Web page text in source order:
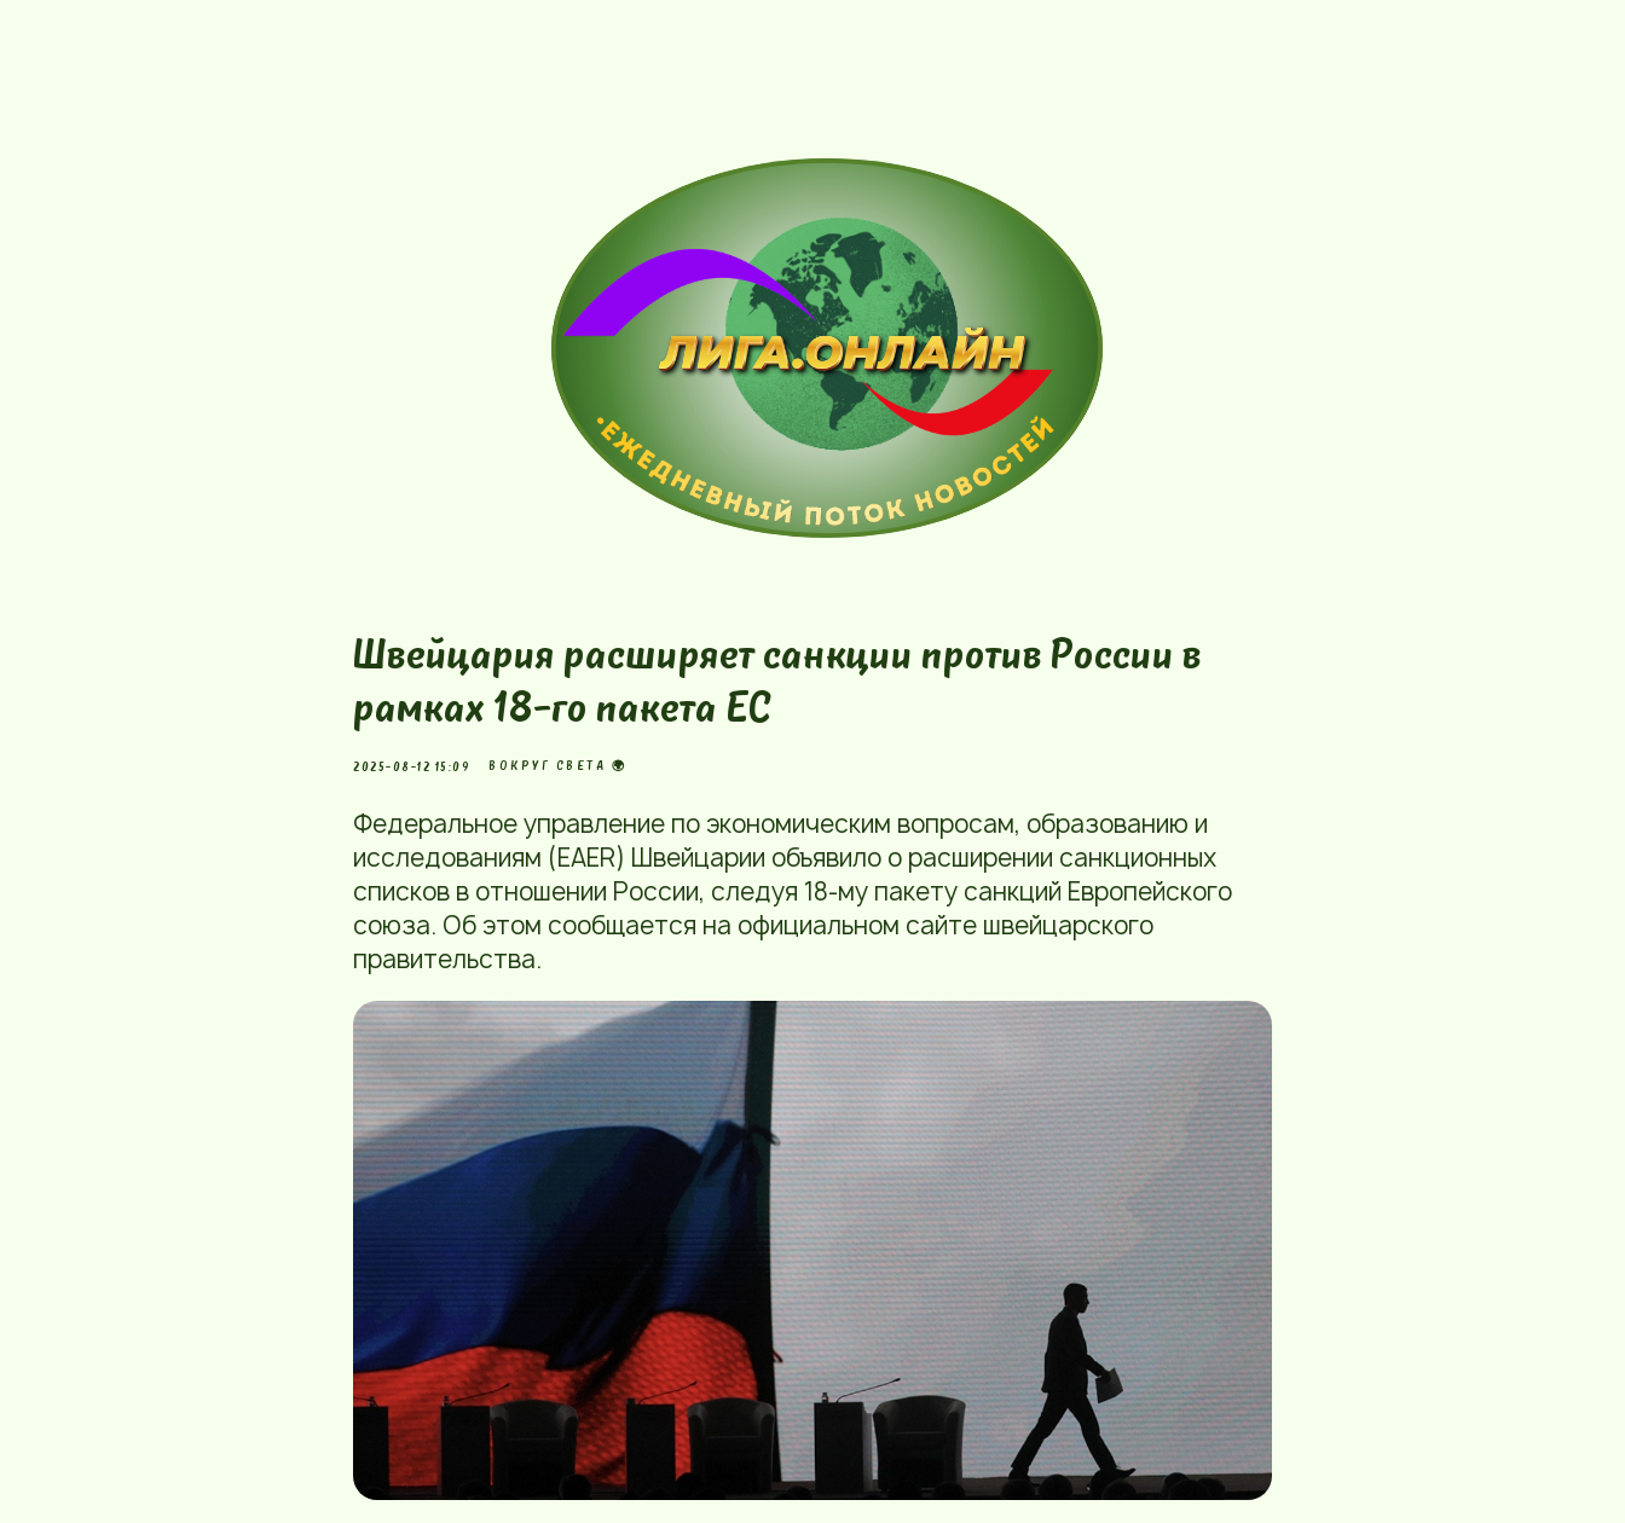
Швейцария расширяет санкции против России в
рамках 18-го пакета ЕС
2025-08-12 15:09 ВОКРУГ СВЕТА 🌍
Федеральное управление по экономическим вопросам, образованию и
исследованиям (EAER) Швейцарии объявило о расширении санкционных
списков в отношении России, следуя 18-му пакету санкций Европейского
союза. Об этом сообщается на официальном сайте швейцарского
правительства.